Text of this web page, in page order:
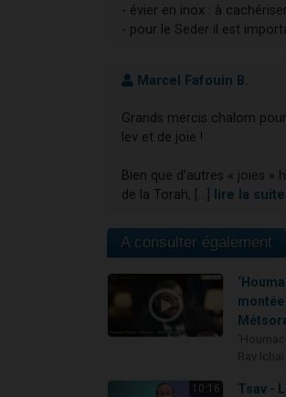
- évier en inox : à
- pour le Seder il est
Marcel Fafouin B.
Grands mercis chalom
lev et de joie !
Bien que d’autres « joies
de la Torah, [...]
lire la
A consulter également
10:16
Tsav -